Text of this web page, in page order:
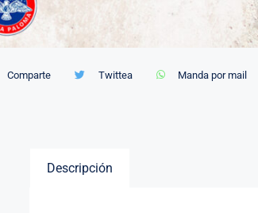
Comparte Twittea Manda por mail
Descripción